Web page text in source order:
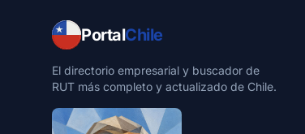
PortalChile
El directorio empresarial y buscador de
RUT más completo y actualizado de Chile.